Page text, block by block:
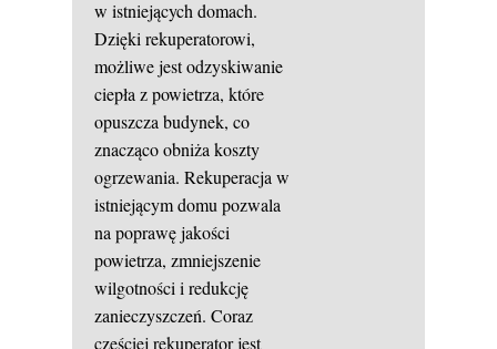
w istniejących domach.
Dzięki rekuperatorowi,
możliwe jest odzyskiwanie
ciepła z powietrza, które
opuszcza budynek, co
znacząco obniża koszty
ogrzewania. Rekuperacja w
istniejącym domu pozwala
na poprawę jakości
powietrza, zmniejszenie
wilgotności i redukcję
zanieczyszczeń. Coraz
częściej rekuperator jest